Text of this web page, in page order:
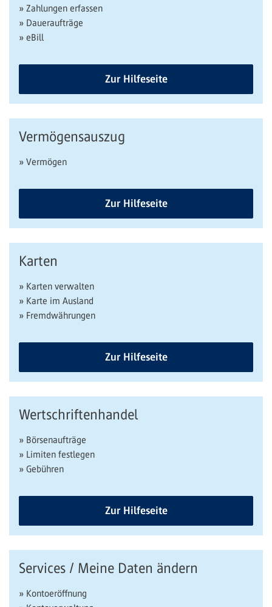
» Zahlungen erfassen
» Daueraufträge
» eBill
Zur Hilfeseite
Vermögensauszug
» Vermögen
Zur Hilfeseite
Karten
» Karten verwalten
» Karte im Ausland
» Fremdwährungen
Zur Hilfeseite
Wertschriftenhandel
» Börsenaufträge
» Limiten festlegen
» Gebühren
Zur Hilfeseite
Services / Meine Daten ändern
» Kontoeröffnung